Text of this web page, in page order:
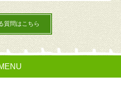
質問はこちら